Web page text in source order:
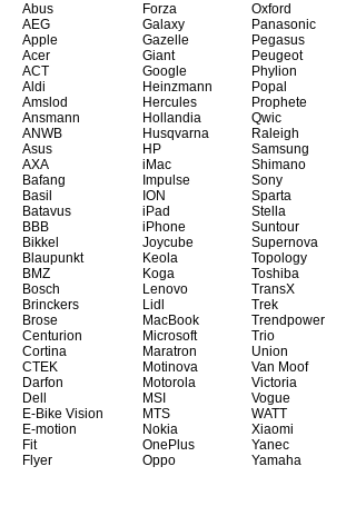
Abus
AEG
Apple
Acer
ACT
Aldi
Amslod
Ansmann
ANWB
Asus
AXA
Bafang
Basil
Batavus
BBB
Bikkel
Blaupunkt
BMZ
Bosch
Brinckers
Brose
Centurion
Cortina
CTEK
Darfon
Dell
E-Bike Vision
E-motion
Fit
Flyer
Forza
Galaxy
Gazelle
Giant
Google
Heinzmann
Hercules
Hollandia
Husqvarna
HP
iMac
Impulse
ION
iPad
iPhone
Joycube
Keola
Koga
Lenovo
Lidl
MacBook
Microsoft
Maratron
Motinova
Motorola
MSI
MTS
Nokia
OnePlus
Oppo
Oxford
Panasonic
Pegasus
Peugeot
Phylion
Popal
Prophete
Qwic
Raleigh
Samsung
Shimano
Sony
Sparta
Stella
Suntour
Supernova
Topology
Toshiba
TransX
Trek
Trendpower
Trio
Union
Van Moof
Victoria
Vogue
WATT
Xiaomi
Yanec
Yamaha